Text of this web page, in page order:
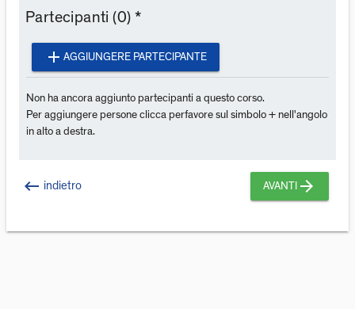
Partecipanti (0) *
add AGGIUNGERE PARTECIPANTE
Non ha ancora aggiunto partecipanti a questo corso.
Per aggiungere persone clicca perfavore sul simbolo + nell'angolo
in alto a destra.
keyboard_backspace indietro AVANTI arrow_forward